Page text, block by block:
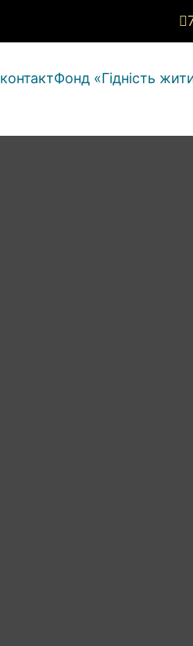
контактФонд «Гідність